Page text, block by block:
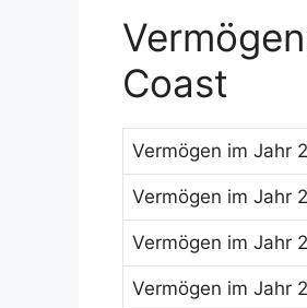
Coast
Vermögen im Jahr
Vermögen im Jahr
Vermögen im Jahr
Vermögen im Jahr